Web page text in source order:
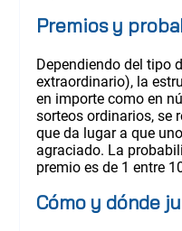
Premios y
Dependiendo del tipo
extraordinario), la
en importe como en
sorteos ordinarios, se
que da lugar a que
agraciado. La
premio es de 1 entre
Cómo y dónde